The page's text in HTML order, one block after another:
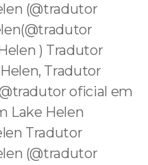
(@tradutor
) Tradutor
Tradutor
oficial em
Lake Helen
Tradutor
(@tradutor